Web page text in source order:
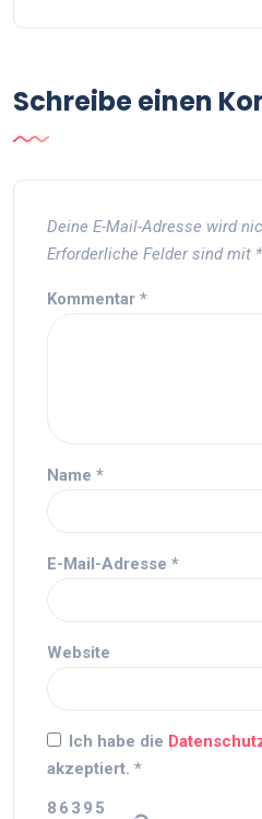
Schreibe einen
Deine E-Mail-Adresse wird
Erforderliche Felder sind mit *
Kommentar *
Name *
E-Mail-Adresse *
Website
Ich habe die
akzeptiert. *
8 6 3 9 5